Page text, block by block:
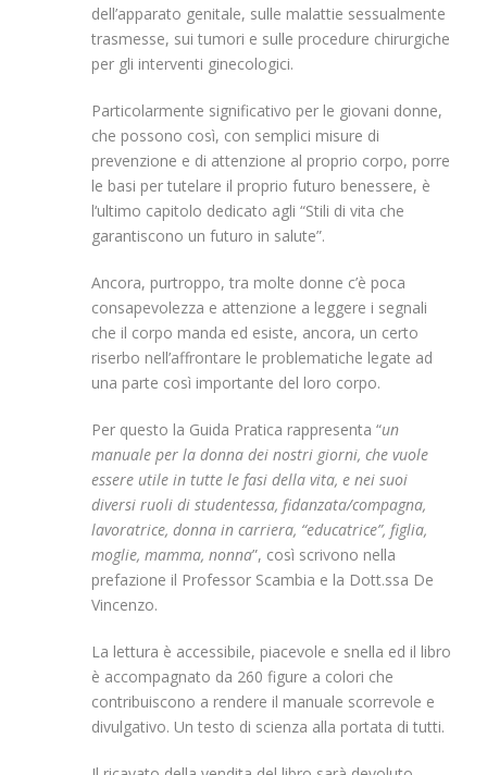
dell’apparato genitale, sulle malattie sessualmente
trasmesse, sui tumori e sulle procedure chirurgiche
per gli interventi ginecologici.
Particolarmente significativo per le giovani donne,
che possono così, con semplici misure di
prevenzione e di attenzione al proprio corpo, porre
le basi per tutelare il proprio futuro benessere, è
l‘ultimo capitolo dedicato agli “Stili di vita che
garantiscono un futuro in salute”.
Ancora, purtroppo, tra molte donne c’è poca
consapevolezza e attenzione a leggere i segnali
che il corpo manda ed esiste, ancora, un certo
riserbo nell’affrontare le problematiche legate ad
una parte così importante del loro corpo.
Per questo la Guida Pratica rappresenta “un
manuale per la donna dei nostri giorni, che vuole
essere utile in tutte le fasi della vita, e nei suoi
diversi ruoli di studentessa, fidanzata/compagna,
lavoratrice, donna in carriera, “educatrice”, figlia,
moglie, mamma, nonna”, così scrivono nella
prefazione il Professor Scambia e la Dott.ssa De
Vincenzo.
La lettura è accessibile, piacevole e snella ed il libro
è accompagnato da 260 figure a colori che
contribuiscono a rendere il manuale scorrevole e
divulgativo. Un testo di scienza alla portata di tutti.